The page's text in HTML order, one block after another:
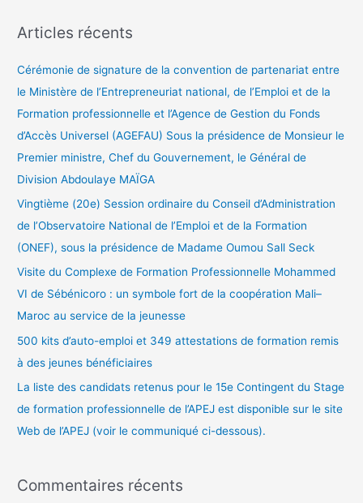
h
Articles récents
Cérémonie de signature de la convention de partenariat entre
le Ministère de l’Entrepreneuriat national, de l’Emploi et de la
Formation professionnelle et l’Agence de Gestion du Fonds
d’Accès Universel (AGEFAU) Sous la présidence de Monsieur le
Premier ministre, Chef du Gouvernement, le Général de
Division Abdoulaye MAÏGA
Vingtième (20e) Session ordinaire du Conseil d’Administration
de l’Observatoire National de l’Emploi et de la Formation
(ONEF), sous la présidence de Madame Oumou Sall Seck
Visite du Complexe de Formation Professionnelle Mohammed
VI de Sébénicoro : un symbole fort de la coopération Mali–
Maroc au service de la jeunesse
500 kits d’auto-emploi et 349 attestations de formation remis
à des jeunes bénéficiaires
La liste des candidats retenus pour le 15e Contingent du Stage
de formation professionnelle de l’APEJ est disponible sur le site
Web de l’APEJ (voir le communiqué ci-dessous).
Commentaires récents